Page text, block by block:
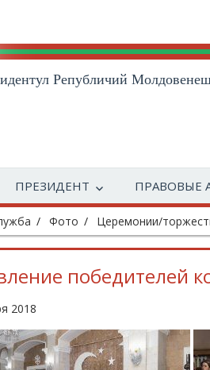
Републичий
ПРЕЗИДЕНТ ПРАВОВЫЕ
Фото Церемонии/
победителей
2018